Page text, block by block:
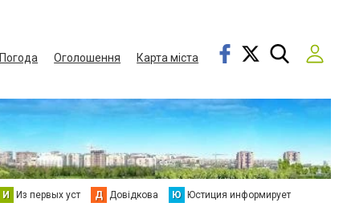
Погода Оголошення
Карта міста
И Из первых уст Д Довідкова Ю Юстиция информирует